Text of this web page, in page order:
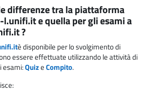
differenze tra la piattaforma
e quella per gli esami a
?
è disponibile per lo svolgimento di
essere effettuate utilizzando le attività di
esami:QuizeCompito.